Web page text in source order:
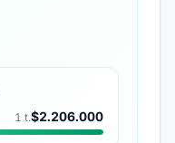
1 t.$2.206.000